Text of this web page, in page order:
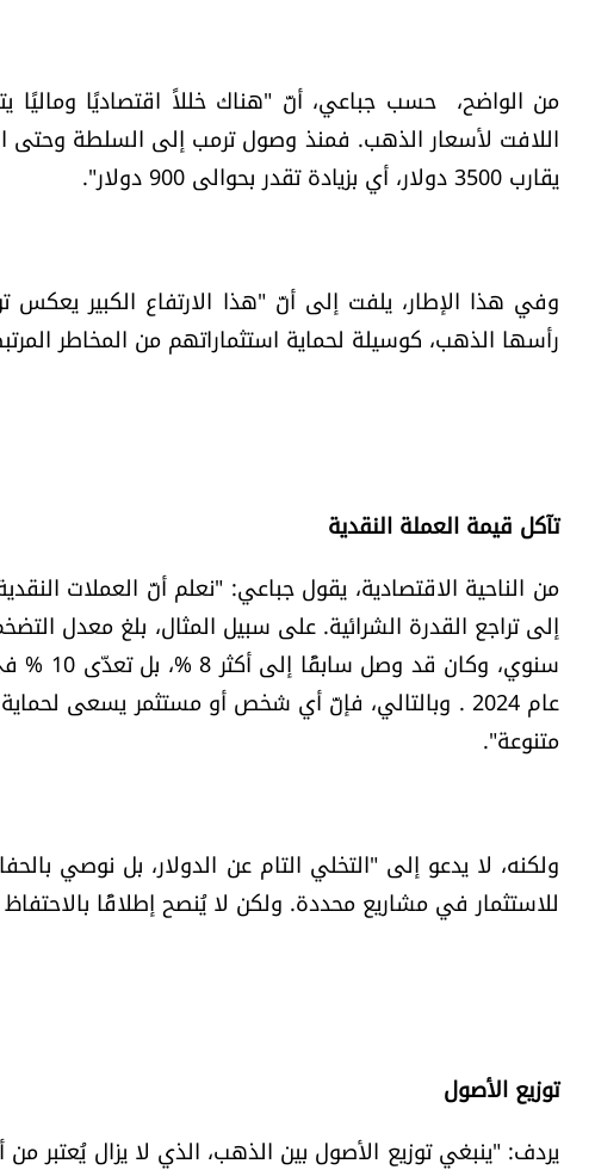
من الواضح، حسب جباعي، أنّ "هناك خللاً اقتصاديًا
يقارب 3500 دولار، أي بزيادة تقدر بحوالى 900 دولار".
وفي هذا الإطار، يلفت إلى أنّ "هذا الارتفاع الكبير يعكس
رأسها الذهب، كوسيلة لحماية استثماراتهم من المخاطر
تآكل قيمة العملة النقدية
من الناحية الاقتصادية، يقول جباعي: "نعلم أنّ العملات
عام 2024 . وبالتالي، فإنّ أي شخص أو مستثمر يسعى
متنوعة".
ولكنه، لا يدعو إلى "التخلي التام عن الدولار، بل نوصي
للاستثمار في مشاريع محددة. ولكن لا يُنصح إطلاقًا
توزيع الأصول
يردف: "ينبغي توزيع الأصول بين الذهب، الذي لا يزال يُعتبر من